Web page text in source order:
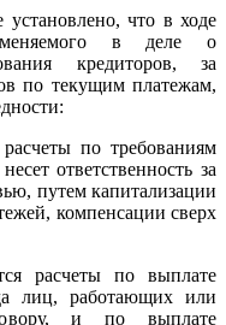
установлено, что в ходе
в деле о
кредиторов, за
по текущим платежам,
по требованиям
ответственность за
путем капитализации
компенсации сверх
расчеты по выплате
лиц, работающих или
и по выплате